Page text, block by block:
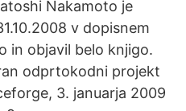
Nakamoto je
v dopisnem
in objavil belo knjigo.
odprtokodni projekt
3. januarja 2009